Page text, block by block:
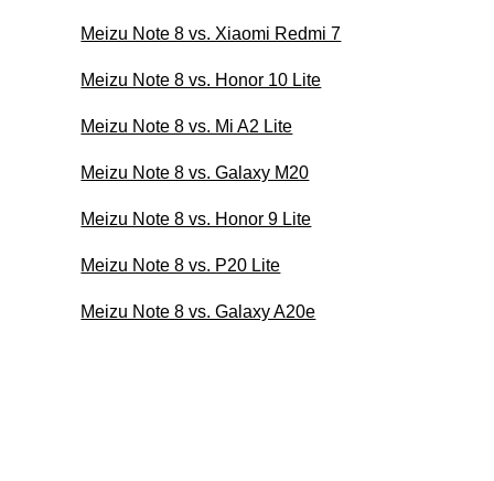
Meizu Note 8 vs. Xiaomi Redmi 7
Meizu Note 8 vs. Honor 10 Lite
Meizu Note 8 vs. Mi A2 Lite
Meizu Note 8 vs. Galaxy M20
Meizu Note 8 vs. Honor 9 Lite
Meizu Note 8 vs. P20 Lite
Meizu Note 8 vs. Galaxy A20e